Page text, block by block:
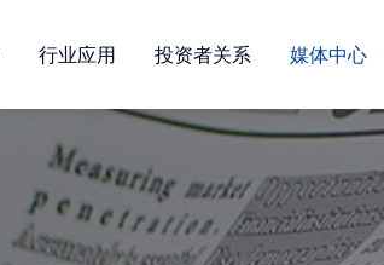
行业应用 投资者关系 媒体中心